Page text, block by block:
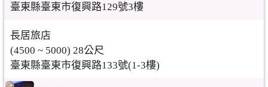
臺東縣臺東市復興路129號3樓
長居旅店
(4500 ~ 5000) 28公尺
臺東縣臺東市復興路133號(1-3樓)